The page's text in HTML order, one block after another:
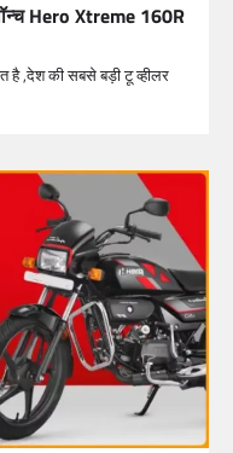
Hero Xtreme 160R
,देश की सबसे बड़ी टू व्हीलर